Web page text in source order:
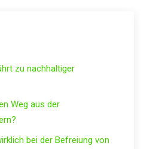
zu nachhaltiger
Weg aus der
bei der Befreiung von